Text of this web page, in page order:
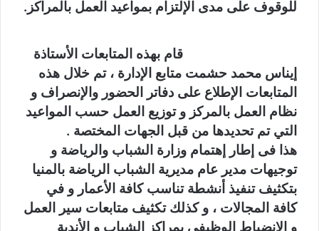
للوقوف على مدى الإلتزام بمواعيد العمل بالمراكز.
قام بهذه المتابعات الأستاذة
إيناس محمد حشمت متابع الإدارة ، تم خلال هذه
المتابعات الإطلاع على دفاتر الحضور والإنصراف و
نظام العمل بالمركز و توزيع العمل حسب المواعيد
التي تم تحديدها من قبل الجهات المختصة .
هذا فى إطار إهتمام وزارة الشباب والرياضة و
توجيهات مدير عام مديرية الشباب الرياضة بالمنيا
بتكثيف تنفيذ أنشطة تناسب كافة الأعمار و في
كافة المجالات ، و كذلك تكثيف متابعات سير العمل
و الانضباط الوظيفي بمراكز الشباب و الأندية